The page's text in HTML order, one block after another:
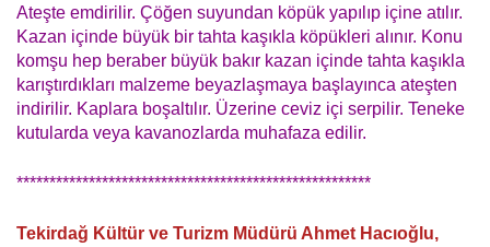
Ateşte emdirilir. Çöğen suyundan köpük yapılıp içine atılır.
Kazan içinde büyük bir tahta kaşıkla köpükleri alınır. Konu
komşu hep beraber büyük bakır kazan içinde tahta kaşıkla
karıştırdıkları malzeme beyazlaşmaya başlayınca ateşten
indirilir. Kaplara boşaltılır. Üzerine ceviz içi serpilir. Teneke
kutularda veya kavanozlarda muhafaza edilir.
******************************************************
Tekirdağ Kültür ve Turizm Müdürü Ahmet Hacıoğlu,